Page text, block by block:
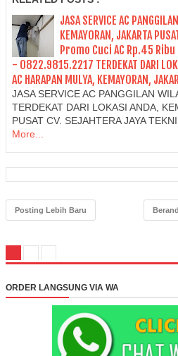
JASA SERVICE AC
KEMAYORAN, JAKARTA
Promo Cuci AC Rp.45
- 0822.9815.2217 TERDEKAT DARI
AC HARAPAN MULYA, KEMAYORAN,
JASA SERVICE AC PANGGILAN
TERDEKAT DARI LOKASI ANDA,
PUSAT CV. SEJAHTERA JAYA
More...
Posting Lebih Baru
ORDER LANGSUNG VIA WA